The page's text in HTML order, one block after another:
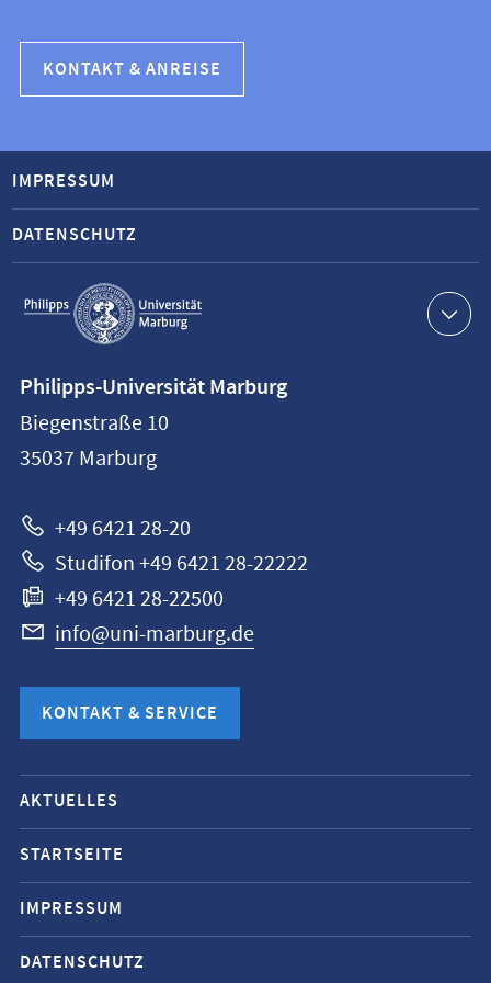
KONTAKT & ANREISE
Service-
Navigation
IMPRESSUM
DATENSCHUTZ
Philipps-
Universität
Marburg
Philipps-Universität Marburg
Biegenstraße 10
35037 Marburg
+49 6421 28-20
Studifon +49 6421 28-22222
+49 6421 28-22500
info@uni-marburg.de
KONTAKT & SERVICE
Mobile-
Service-
Navigation
und
Social
Media
AKTUELLES
STARTSEITE
IMPRESSUM
DATENSCHUTZ